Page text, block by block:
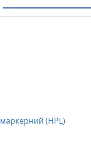
(HPL)